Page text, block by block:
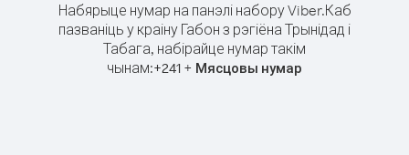
Набярыце нумар на панэлі набору Viber.Каб
пазваніць у краіну Габон з рэгіёна Трынідад і
Табага, набірайце нумар такім
чынам:+241 + Мясцовы нумар